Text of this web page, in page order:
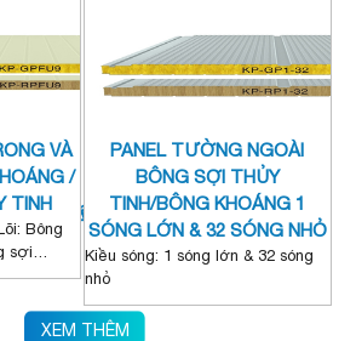
MÁY BẮC GIANG
dựng
trong các
và dân
2 lớp
là lớp
và
này:
VÀ
/
TINH
Bông
sợi
hai
PANEL TƯỜNG NGOÀI
BÔNG SỢI THỦY
TINH/BÔNG KHOÁNG 1
SÓNG LỚN & 32 SÓNG NHỎ
Kiều sóng: 1 sóng lớn & 32 sóng
nhỏ
Lõi: Bông sợi thủy tinh hoặc Bông
sợi khoáng
XEM THÊM